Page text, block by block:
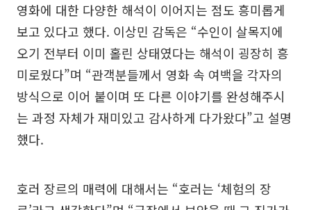
영화에 대한 다양한 해석이 이어지는 점도 흥미롭게
보고 있다고 했다. 이상민 감독은 “수인이 살목지에
오기 전부터 이미 홀린 상태였다는 해석이 굉장히 흥
미로웠다”며 “관객분들께서 영화 속 여백을 각자의
방식으로 이어 붙이며 또 다른 이야기를 완성해주시
는 과정 자체가 재미있고 감사하게 다가왔다”고 설명
했다.
호러 장르의 매력에 대해서는 “호러는 ‘체험의 장